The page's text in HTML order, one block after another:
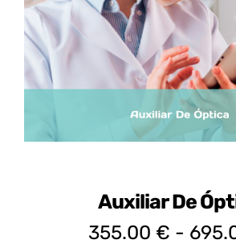
Auxiliar De
355.00 € -